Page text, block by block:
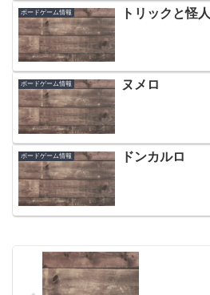
ボードゲーム情報 トリックと怪人
ボードゲーム情報 ヌメロ
ボードゲーム情報 ドンカルロ